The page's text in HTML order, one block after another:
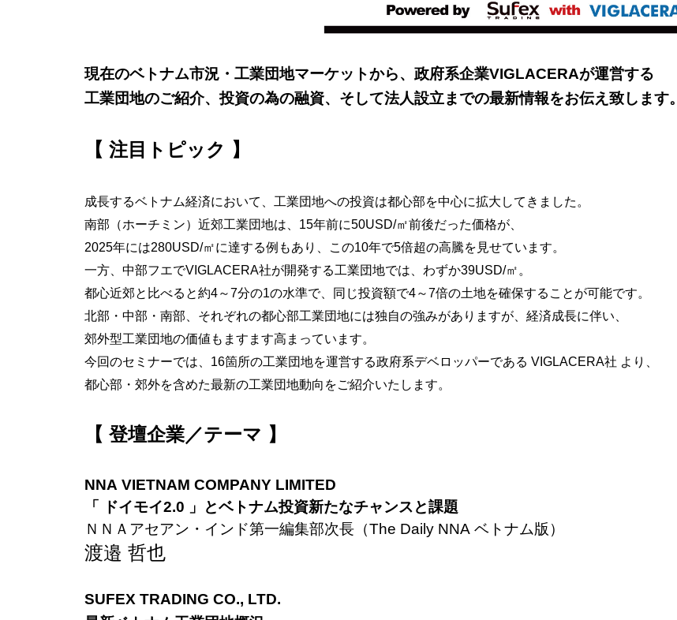
現在のベトナム市況・工業団地マーケットから、政府系企業VIGLACERAが運営する
工業団地のご紹介、投資の為の融資、そして法人設立までの最新情報をお伝え致します。
【 注目トピック 】
成長するベトナム経済において、工業団地への投資は都心部を中心に拡大してきました。
南部（ホーチミン）近郊工業団地は、 15年前に50USD/㎡前後だった価格が、
2025年には280USD/㎡に達する例もあり、この10年で5倍超の高騰を見せています。
一方、中部フエでVIGLACERA社が開発する工業団地では、 わずか39USD/㎡。
都心近郊と比べると約4～7分の1の水準で、
同じ投資額で4～7倍の土地を確保することが可能です。
北部・中部・南部、それぞれの都心部工業団地には独自の強みがありますが、経済成長に伴い、
郊外型工業団地の価値もますます高まっています。
今回のセミナーでは、16箇所の工業団地を運営する政府系デベロッパーである VIGLACERA社 より、
都心部・郊外を含めた最新の工業団地動向をご紹介いたします。
【 登壇企業／テーマ 】
NNA VIETNAM COMPANY LIMITED
「 ドイモイ2.0 」とベトナム投資新たなチャンスと課題
ＮＮＡアセアン・インド第一編集部次長（The Daily NNA ベトナム版）
渡邉 哲也
SUFEX TRADING CO., LTD.